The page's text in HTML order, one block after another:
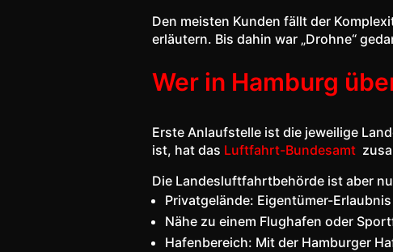
Den meisten Kunden fällt der
erläutern. Bis dahin war „Drohne“
Wer in Hamburg
Erste Anlaufstelle ist die jeweilige
ist, hat das Luftfahrt-Bundesamt
Die Landesluftfahrtbehörde ist aber
Privatgelände: Eigentümer-
Nähe zu einem Flughafen oder
Hafenbereich: Mit der Hamburger